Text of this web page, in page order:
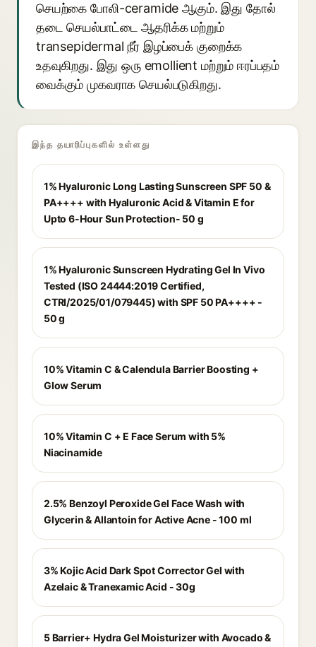
செயற்கை போலி-ceramide ஆகும். இது தோல்
தடை செயல்பாட்டை ஆதரிக்க மற்றும்
transepidermal நீர் இழப்பைக் குறைக்க
உதவுகிறது. இது ஒரு emollient மற்றும் ஈரப்பதம்
வைக்கும் முகவராக செயல்படுகிறது.
இந்த தயாரிப்புகளில் உள்ளது
1% Hyaluronic Long Lasting Sunscreen SPF 50 &
PA++++ with Hyaluronic Acid & Vitamin E for
Upto 6-Hour Sun Protection- 50 g
1% Hyaluronic Sunscreen Hydrating Gel In Vivo
Tested (ISO 24444:2019 Certified,
CTRI/2025/01/079445) with SPF 50 PA++++ -
50 g
10% Vitamin C & Calendula Barrier Boosting +
Glow Serum
10% Vitamin C + E Face Serum with 5%
Niacinamide
2.5% Benzoyl Peroxide Gel Face Wash with
Glycerin & Allantoin for Active Acne - 100 ml
3% Kojic Acid Dark Spot Corrector Gel with
Azelaic & Tranexamic Acid - 30g
5 Barrier+ Hydra Gel Moisturizer with Avocado &